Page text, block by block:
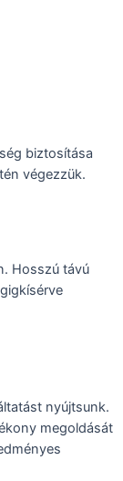
biztosítása
végezzük.
Hosszú távú
nyújtsunk.
megoldását